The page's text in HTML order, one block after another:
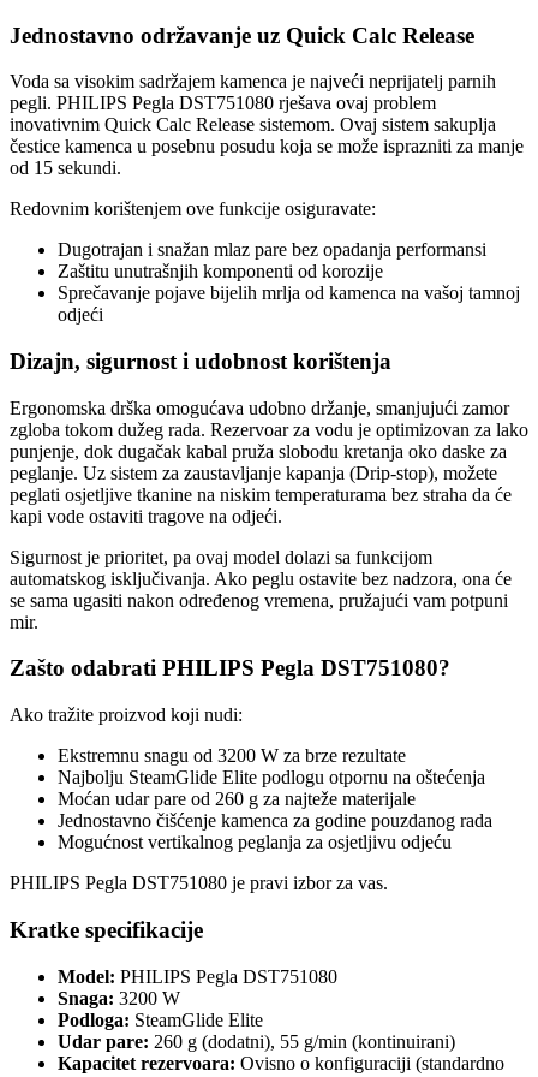
Jednostavno održavanje uz Quick Calc Release
Voda sa visokim sadržajem kamenca je najveći neprijatelj parnih
pegli. PHILIPS Pegla DST751080 rješava ovaj problem
inovativnim Quick Calc Release sistemom. Ovaj sistem sakuplja
čestice kamenca u posebnu posudu koja se može isprazniti za manje
od 15 sekundi.
Redovnim korištenjem ove funkcije osiguravate:
Dugotrajan i snažan mlaz pare bez opadanja performansi
Zaštitu unutrašnjih komponenti od korozije
Sprečavanje pojave bijelih mrlja od kamenca na vašoj tamnoj
odjeći
Dizajn, sigurnost i udobnost korištenja
Ergonomska drška omogućava udobno držanje, smanjujući zamor
zgloba tokom dužeg rada. Rezervoar za vodu je optimizovan za lako
punjenje, dok dugačak kabal pruža slobodu kretanja oko daske za
peglanje. Uz sistem za zaustavljanje kapanja (Drip-stop), možete
peglati osjetljive tkanine na niskim temperaturama bez straha da će
kapi vode ostaviti tragove na odjeći.
Sigurnost je prioritet, pa ovaj model dolazi sa funkcijom
automatskog isključivanja. Ako peglu ostavite bez nadzora, ona će
se sama ugasiti nakon određenog vremena, pružajući vam potpuni
mir.
Zašto odabrati PHILIPS Pegla DST751080?
Ako tražite proizvod koji nudi:
Ekstremnu snagu od 3200 W za brze rezultate
Najbolju SteamGlide Elite podlogu otpornu na oštećenja
Moćan udar pare od 260 g za najteže materijale
Jednostavno čišćenje kamenca za godine pouzdanog rada
Mogućnost vertikalnog peglanja za osjetljivu odjeću
PHILIPS Pegla DST751080 je pravi izbor za vas.
Kratke specifikacije
Model: PHILIPS Pegla DST751080
Snaga: 3200 W
Podloga: SteamGlide Elite
Udar pare: 260 g (dodatni), 55 g/min (kontinuirani)
Kapacitet rezervoara: Ovisno o konfiguraciji (standardno